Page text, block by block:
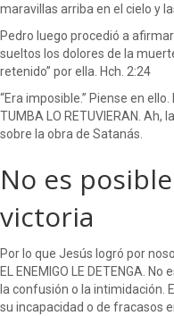
maravillas arriba en el cielo y
Pedro luego procedió a
sueltos los dolores de la
retenido” por ella. Hch. 2:24
“Era imposible.” Piense en ello.
TUMBA LO RETUVIERAN. Ah,
sobre la obra de Satanás.
No es
victoria
Por lo que Jesús logró por
EL ENEMIGO LE DETENGA.
la confusión o la intimidación.
su incapacidad o de fracasos